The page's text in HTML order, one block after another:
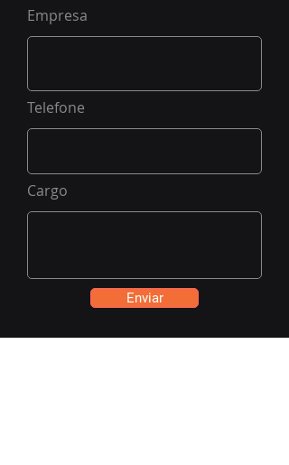
Empresa
Telefone
Cargo
Enviar